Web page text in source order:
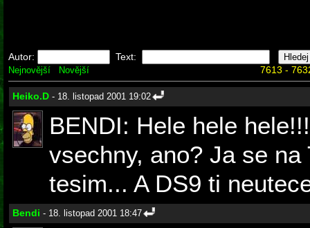
Autor: Text:
Nejnovější Novější 7613 -
Heiko.D - 18. listopad 2001 19:02
BENDI: Hele hele
vsechny, ano? Ja se na
tesim... A DS9 ti
Bendi - 18. listopad 2001 18:47